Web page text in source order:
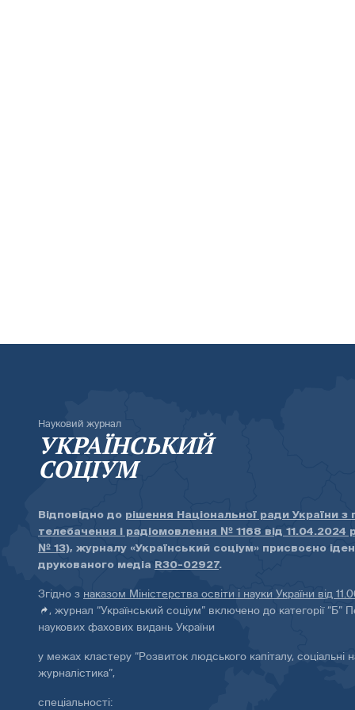
Науковий журнал
УКРАЇНСЬКИЙ
СОЦІУМ
Відповідно до рішення Національної ради України з
телебачення і радіомовлення № 1168 від 11.04.2024
№ 13), журналу «Український соціум» присвоєно
друкованого медіа R30-02927.
Згідно з наказом Міністерства освіти і науки України від
, журнал “Український соціум” включено до категорії “Б”
наукових фахових видань України
у межах кластеру “Розвиток людського капіталу, соціальні
журналістика”,
спеціальності: